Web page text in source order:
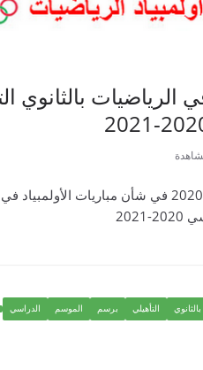
التأهيلي برسم
شأن مباريات الأولمبياد في الرياضيات بالثانوي
الدراسي